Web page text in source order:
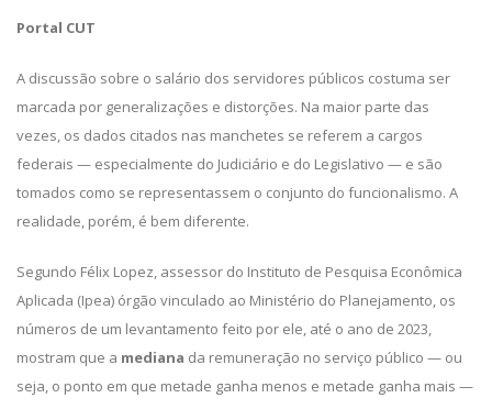
Portal CUT
A discussão sobre o salário dos servidores públicos costuma ser
marcada por generalizações e distorções. Na maior parte das
vezes, os dados citados nas manchetes se referem a cargos
federais — especialmente do Judiciário e do Legislativo — e são
tomados como se representassem o conjunto do funcionalismo. A
realidade, porém, é bem diferente.
Segundo Félix Lopez, assessor do Instituto de Pesquisa Econômica
Aplicada (Ipea) órgão vinculado ao Ministério do Planejamento, os
números de um levantamento feito por ele, até o ano de 2023,
mostram que a mediana da remuneração no serviço público — ou
seja, o ponto em que metade ganha menos e metade ganha mais —